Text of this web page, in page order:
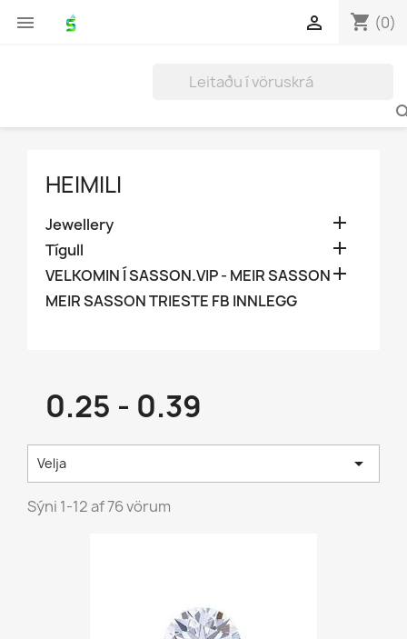
 shopping_cart (0)

HEIMILI
Jewellery 
Tígull 
VELKOMIN Í SASSON.VIP - MEIR SASSON
MEIR SASSON TRIESTE FB INNLEGG
0.25 - 0.39
Velja 
Sýni 1-12 af 76 vörum